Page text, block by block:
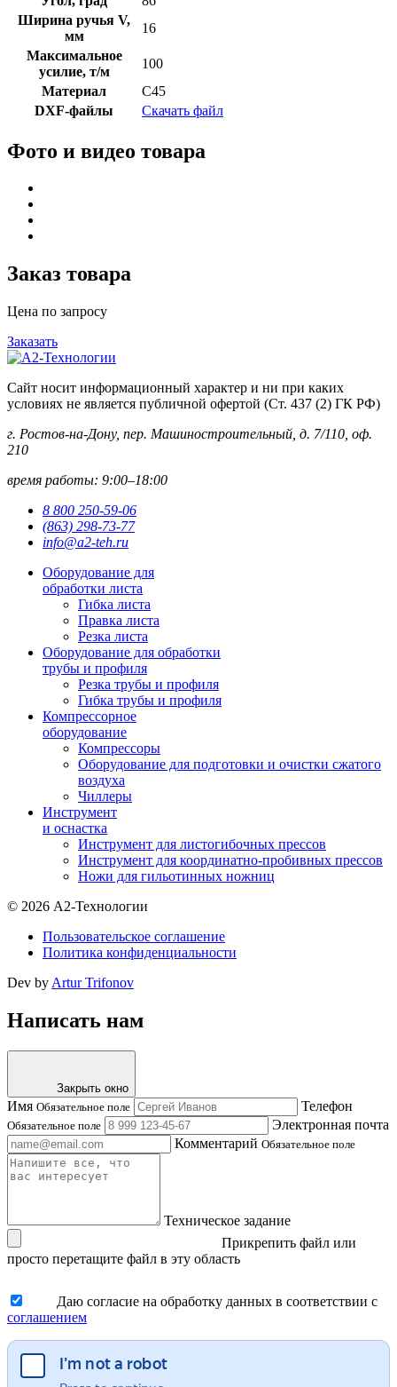
Ширина ручья V,
мм
16
Максимальное
усилие, т/м
100
Материал
C45
DXF-файлы
Скачать файл
Фото и видео товара
Заказ товара
Цена по запросу
Заказать
Сайт носит информационный характер и ни при каких
условиях не является публичной офертой (Ст. 437 (2) ГК РФ)
г. Ростов-на-Дону, пер. Машиностроительный, д. 7/110, оф.
210
время работы: 9:00–18:00
8 800 250-59-06
(863) 298-73-77
info@a2-teh.ru
Оборудование для
обработки листа
Гибка листа
Правка листа
Резка листа
Оборудование для обработки
трубы и профиля
Резка трубы и профиля
Гибка трубы и профиля
Компрессорное
оборудование
Компрессоры
Оборудование для подготовки и очистки сжатого
воздуха
Чиллеры
Инструмент
и оснастка
Инструмент для листогибочных прессов
Инструмент для координатно-пробивных прессов
Ножи для гильотинных ножниц
© 2026 А2-Технологии
Пользовательское соглашение
Политика конфиденциальности
Dev by Artur Trifonov
Написать нам
Закрыть окно
Имя Обязательное поле Телефон
Обязательное поле
Электронная почта
Комментарий Обязательное поле
Техническое задание
Прикрепить файл или
просто перетащите файл в эту область
Даю согласие на обработку данных в соответствии с
соглашением